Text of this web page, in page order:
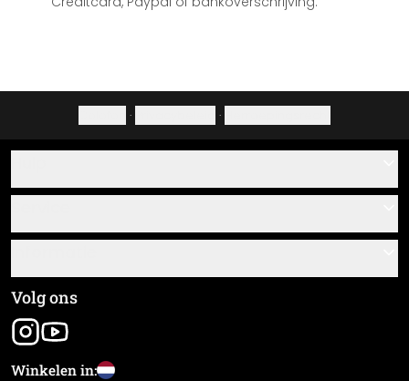
· ·
Over ons
Plak- en montagehandleidingen
Materiaaloverzicht
Nieuwsbrief aanmelden
Zending volgen
Algemene voorwaarden
Colofon
Volg ons
Winkelen in: